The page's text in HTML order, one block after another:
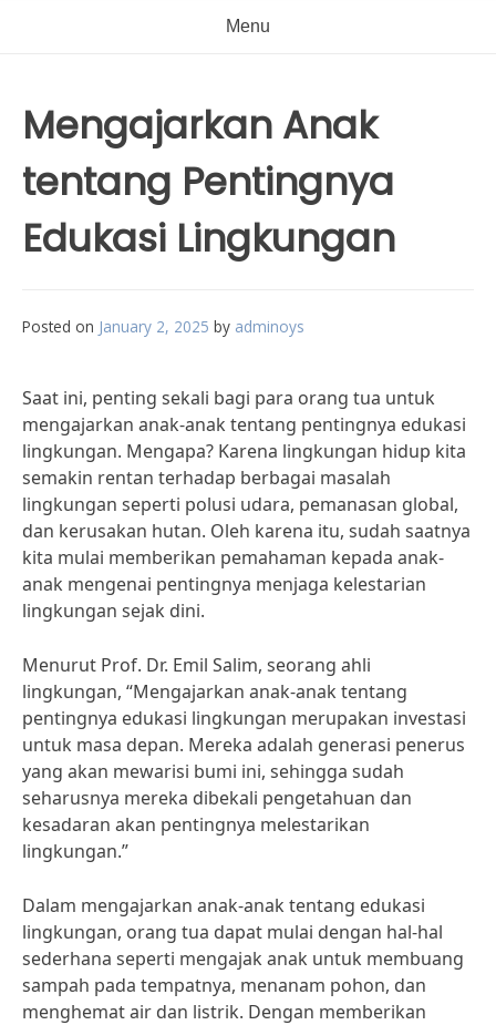
Menu
Mengajarkan Anak
tentang Pentingnya
Edukasi Lingkungan
Posted on January 2, 2025 by adminoys
Saat ini, penting sekali bagi para orang tua untuk
mengajarkan anak-anak tentang pentingnya edukasi
lingkungan. Mengapa? Karena lingkungan hidup kita
semakin rentan terhadap berbagai masalah
lingkungan seperti polusi udara, pemanasan global,
dan kerusakan hutan. Oleh karena itu, sudah saatnya
kita mulai memberikan pemahaman kepada anak-
anak mengenai pentingnya menjaga kelestarian
lingkungan sejak dini.
Menurut Prof. Dr. Emil Salim, seorang ahli
lingkungan, “Mengajarkan anak-anak tentang
pentingnya edukasi lingkungan merupakan investasi
untuk masa depan. Mereka adalah generasi penerus
yang akan mewarisi bumi ini, sehingga sudah
seharusnya mereka dibekali pengetahuan dan
kesadaran akan pentingnya melestarikan
lingkungan.”
Dalam mengajarkan anak-anak tentang edukasi
lingkungan, orang tua dapat mulai dengan hal-hal
sederhana seperti mengajak anak untuk membuang
sampah pada tempatnya, menanam pohon, dan
menghemat air dan listrik. Dengan memberikan